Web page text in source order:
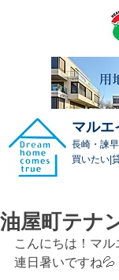
マルエ
長崎・諫
買いたい|
油屋町テナ
こんにちは！マル
連日暑いですね💦